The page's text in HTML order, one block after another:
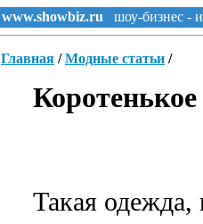
www.showbiz.ru шоу-бизнес -
Главная /Модные статьи /
Такая одежда,